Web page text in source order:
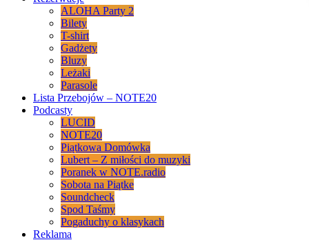
ALOHA Party 2
Bilety
T-shirt
Gadżety
Bluzy
Leżaki
Parasole
Lista Przebojów – NOTE20
Podcasty
LUCID
NOTE20
Piątkowa Domówka
Lubert – Z miłości do muzyki
Poranek w NOTE.radio
Sobota na Piątke
Soundcheck
Spod Taśmy
Pogaduchy o klasykach
Reklama